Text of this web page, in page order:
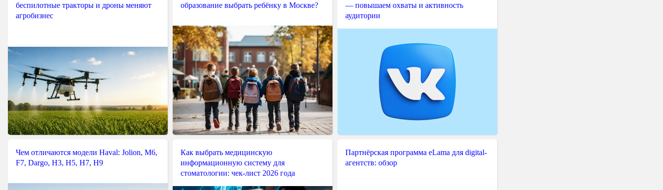
беспилотные тракторы и дроны меняют
агробизнес
образование выбрать ребёнку в Москве?
— повышаем охваты и активность
аудитории
Чем отличаются модели Haval: Jolion, M6,
F7, Dargo, H3, H5, H7, H9
Как выбрать медицинскую
информационную систему для
стоматологии: чек-лист 2026 года
Партнёрская программа eLama для digital-
агентств: обзор